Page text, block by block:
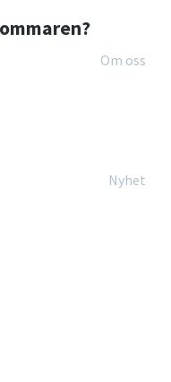
Om oss
Nyhet